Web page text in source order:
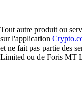
Tout autre produit ou
sur l'application
et ne fait pas partie des
Limited ou de Foris MT